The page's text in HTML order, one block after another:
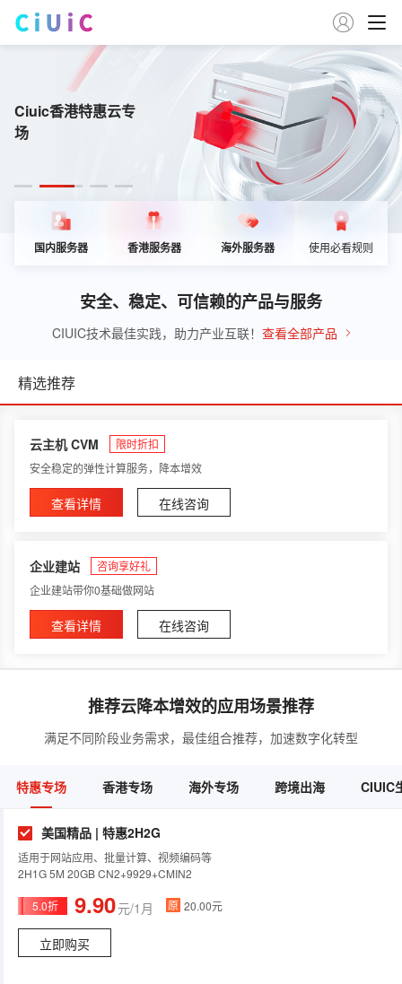

在Ciuic开启云上创
新
Ciuic香港特惠云专
场
Ciuic美国特惠云专
场
家宽原生IP 特惠专场
Ciuic海外特惠云专
场
国内服务器 香港服务器 海外服务器 使用必看规则
安全、稳定、可信赖的产品与服务
CIUIC技术最佳实践，助力产业互联！ 查看全部产品
精选推荐
云主机 CVM
限时折扣
安全稳定的弹性计算服务，降本增效
查看详情 在线咨询
企业建站
咨询享好礼
企业建站带你0基础做网站
查看详情 在线咨询
推荐云降本增效的应用场景推荐
满足不同阶段业务需求，最佳组合推荐，加速数字化转型
特惠专场 香港专场 海外专场 跨境出海 CIUIC
美国精品 | 特惠2H2G
适用于网站应用、批量计算、视频编码等
2H1G 5M 20GB CN2+9929+CMIN2
5.0折 9.90元/1月 原 20.00元
立即购买